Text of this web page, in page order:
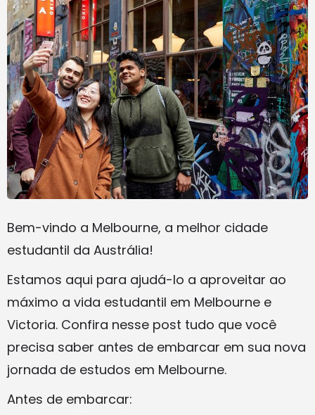
Bem-vindo a Melbourne, a melhor cidade
estudantil da Austrália!
Estamos aqui para ajudá-lo a aproveitar ao
máximo a vida estudantil em Melbourne e
Victoria. Confira nesse post tudo que você
precisa saber antes de embarcar em sua nova
jornada de estudos em Melbourne.
Antes de embarcar: